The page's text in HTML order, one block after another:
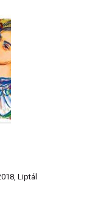
Liptál